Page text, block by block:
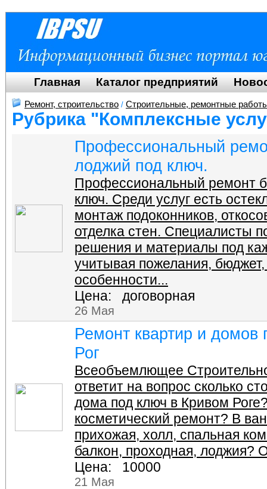
Главная Каталог предприятий
Ремонт, строительство / Строительные, ремонтные
Рубрика "Комплексные
Профессиональный
лоджий под ключ.
Профессиональный ремонт
ключ. Среди услуг есть
монтаж подоконников,
отделка стен. Специалисты
решения и материалы под
учитывая пожелания, бюджет,
особенности...
Цена: договорная
26 Мая
Ремонт квартир и домов
Рог
Всеобъемлющее
ответит на вопрос сколько
дома под ключ в Кривом
косметический ремонт? В
прихожая, холл, спальная
балкон, проходная, лоджия?
Цена: 10000
21 Мая